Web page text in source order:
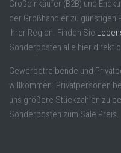
Großeinkäufer (B2B) und
der Großhändler zu günstigen
Ihrer Region. Finden Sie
Sonderposten alle hier direkt
Gewerbetreibende und
willkommen. Privatpersonen
uns größere Stückzahlen zu
Sonderposten zum Sale Preis.